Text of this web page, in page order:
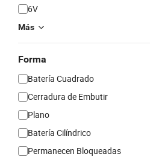
6V
Más
Forma
Batería Cuadrado
Cerradura de Embutir
Plano
Batería Cilíndrico
Permanecen Bloqueadas